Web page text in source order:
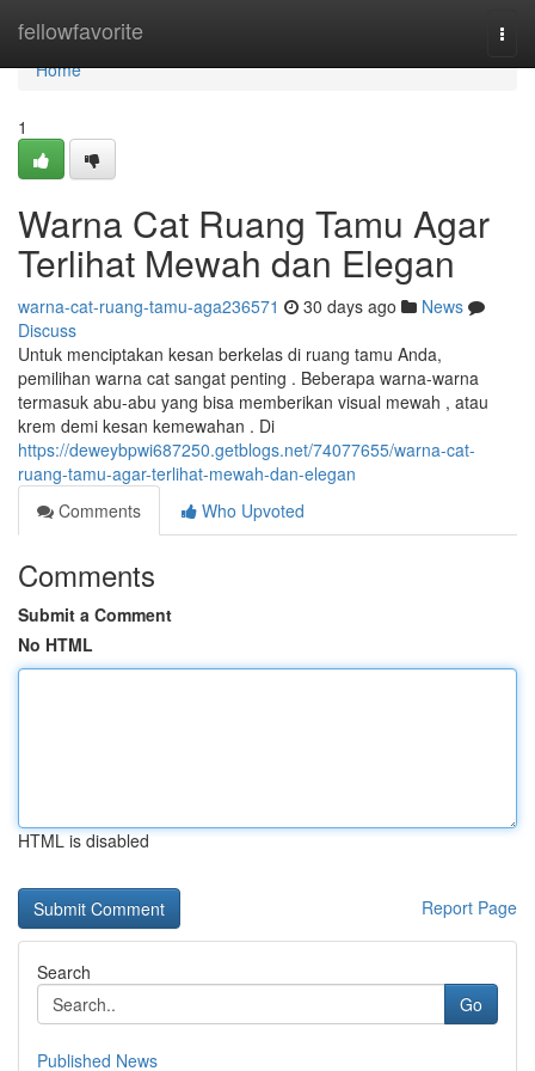
fellowfavorite
Home
Home
1
Warna Cat Ruang Tamu Agar
Terlihat Mewah dan Elegan
warna-cat-ruang-tamu-aga236571 30 days ago
News
Discuss
Untuk menciptakan kesan berkelas di ruang tamu Anda,
pemilihan warna cat sangat penting . Beberapa warna-warna
termasuk abu-abu yang bisa memberikan visual mewah , atau
krem demi kesan kemewahan . Di
https://deweybpwi687250.getblogs.net/74077655/warna-cat-
ruang-tamu-agar-terlihat-mewah-dan-elegan
Comments
Who Upvoted
Comments
Submit a Comment
No HTML
HTML is disabled
Report Page
Search
Go
Published News